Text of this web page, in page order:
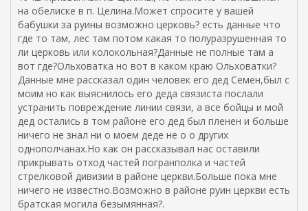
на обелиске в п. Целина.Может спросите у вашей
бабушки за руины возможно церковь? есть данные что
где то там, лес там потом какая то полуразрушенная то
ли церковь или колокольная?Данные не полные там а
вот где?Ольховатка но вот в каком краю Ольховатки?
Данные мне рассказал один человек его дед Семен,был с
моим но как выяснилось его деда связиста послали
устранить повреждение линии связи, а все бойцы и мой
дед остались в том районе его дед был пленен и больше
ничего не знал ни о моем деде не о о других
однополчанах.Но как он рассказывал нас оставили
прикрывать отход частей погранполка и частей
стрелковой дивизии в районе церкви.Больше пока мне
ничего не известно.Возможно в районе руин церкви есть
братская могила безымянная?.